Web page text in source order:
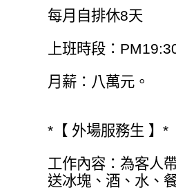
每月自排休8天
上班時段：
月薪：八萬元。
*【 外場服務生 】*
工作內容：為客人
送冰塊、酒、水、